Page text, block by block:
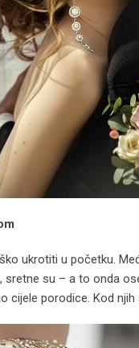
ukrotiti u početku.
su – a to onda
cijele porodice. Kod